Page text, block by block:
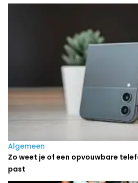
Laatste nieuws
Algemeen
Zo weet je of een opvouwbare
past